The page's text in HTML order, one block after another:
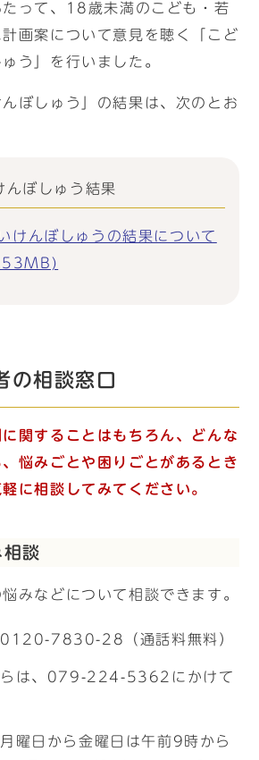
って、18歳未満のこども・若
画案について意見を聴く「こど
う」を行いました。
んぼしゅう」の結果は、次のとお
んぼしゅう結果
けんぼしゅうの結果について
の相談窓口
関することはもちろん、どんな
悩みごとや困りごとがあるとき
に相談してみてください。
談
みなどについて相談できます。
0120-7830-28（通話料無料）
らは、079-224-5362にかけて
曜日から金曜日は午前9時から